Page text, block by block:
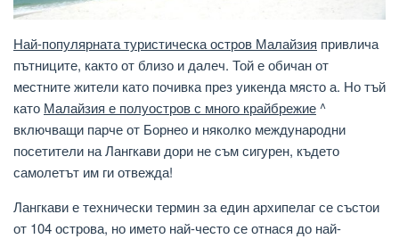
Най-популярната туристическа остров Малайзия привлича
пътниците, както от близо и далеч. Той е обичан от
местните жители като почивка през уикенда място а. Но тъй
като Малайзия е полуостров с много крайбрежие^
включващи парче от Борнео и няколко международни
посетители на Лангкави дори не съм сигурен, където
самолетът им ги отвежда!
Лангкави е технически термин за един архипелаг се състои
от 104 острова, но името най-често се отнася до най-